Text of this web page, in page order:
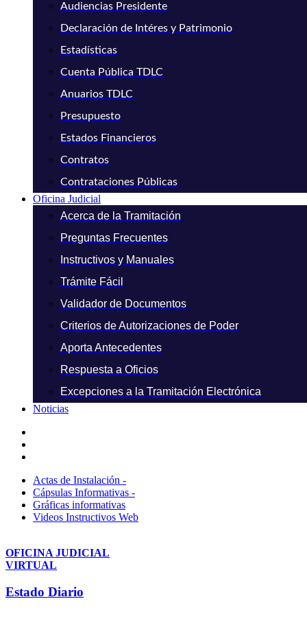
Audiencias Presidente
Declaración de Intéres y Patrimonio
Estadísticas
Cuenta Pública TDLC
Anuarios TDLC
Presupuesto
Estados Financieros
Contratos
Contrataciones Públicas
Oficina Judicial
Acerca de la Tramitación
Preguntas Frecuentes
Instructivos y Manuales
Trámite Fácil
Validador de Documentos
Criterios de Autorizaciones de Poder
Aporta Antecedentes
Respuesta a Oficios
Excepciones a la Tramitación Electrónica
Noticias
Actas de Instalación -
Cápsulas Informativas -
Gráficas informativas
Videos Instructivos Web
OFICINA JUDICIAL
VIRTUAL
Estado Diario